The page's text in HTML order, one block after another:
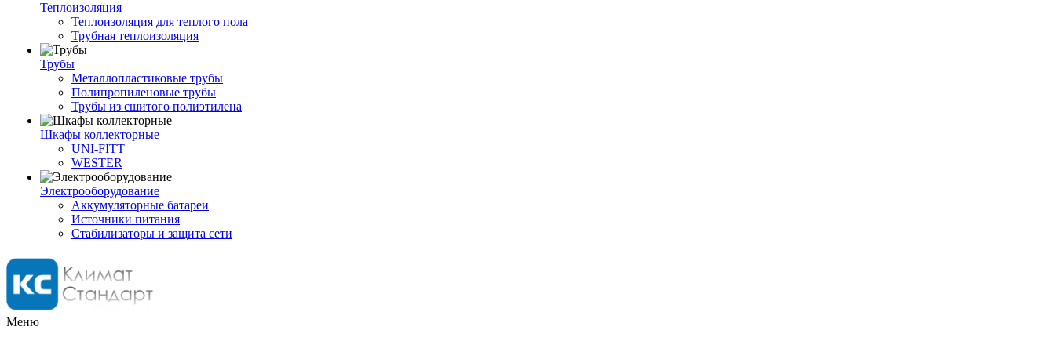
Теплоизоляция
Теплоизоляция для теплого пола
Трубная теплоизоляция
Трубы
Металлопластиковые трубы
Полипропиленовые трубы
Трубы из сшитого полиэтилена
Шкафы коллекторные
UNI-FITT
WESTER
Электрооборудование
Аккумуляторные батареи
Источники питания
Стабилизаторы и защита сети
Меню